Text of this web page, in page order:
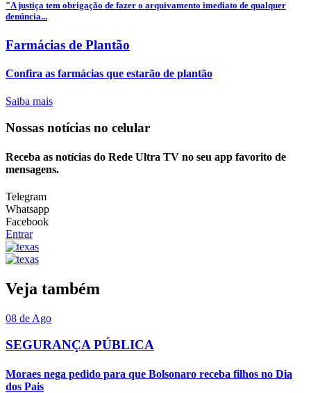
"A justiça tem obrigação de fazer o arquivamento imediato de qualquer
denúncia...
Farmácias de Plantão
Confira as farmácias que estarão de plantão
Saiba mais
Nossas notícias no celular
Receba as notícias do Rede Ultra TV no seu app favorito de
mensagens.
Telegram
Whatsapp
Facebook
Entrar
Veja também
08 de Ago
SEGURANÇA PÚBLICA
Moraes nega pedido para que Bolsonaro receba filhos no Dia
dos Pais